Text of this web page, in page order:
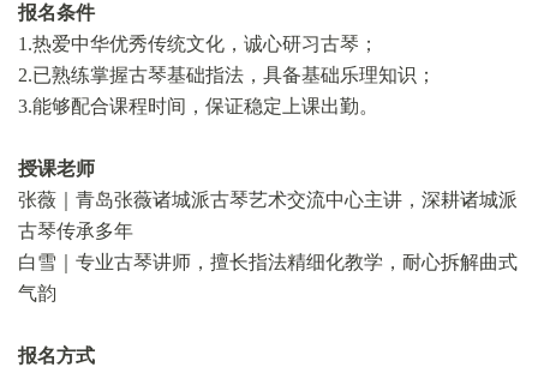
报名条件
1.热爱中华优秀传统文化，诚心研习古琴；
2.已熟练掌握古琴基础指法，具备基础乐理知识；
3.能够配合课程时间，保证稳定上课出勤。
授课老师
张薇
青岛张薇诸城派古琴艺术交流中心主讲，深耕诸城派
古琴传承多年
白雪
专业古琴讲师，擅长指法精细化教学，耐心拆解曲式
气韵
报名方式